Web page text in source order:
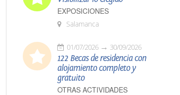
EXPOSICIONES
Salamanca
01/07/2026 30/09/2026
122 Becas de residencia con
alojamiento completo y
gratuito
OTRAS ACTIVIDADES